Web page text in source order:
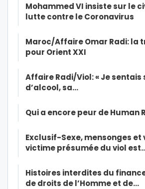
Mohammed VI insiste sur le
lutte contre le Coronavirus
Maroc/Affaire Omar Radi: la
pour Orient XXI
Affaire Radi/Viol: « Je sentais
d’alcool, sa…
Qui a encore peur de Human
Exclusif-Sexe, mensonges et
victime présumée du viol
Histoires interdites du
de droits de l’Homme et de…